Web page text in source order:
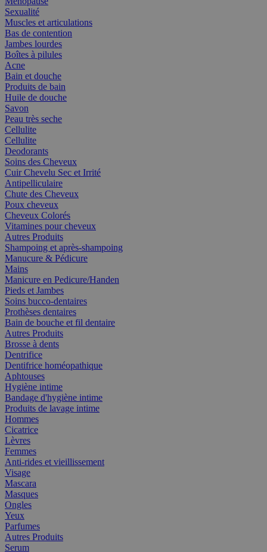
Sexualité
Muscles et articulations
Bas de contention
Jambes lourdes
Boîtes à pilules
Acne
Bain et douche
Produits de bain
Huile de douche
Savon
Peau très seche
Cellulite
Cellulite
Deodorants
Soins des Cheveux
Cuir Chevelu Sec et Irrité
Antipelliculaire
Chute des Cheveux
Poux cheveux
Cheveux Colorés
Vitamines pour cheveux
Autres Produits
Shampoing et après-shampoing
Manucure & Pédicure
Mains
Manicure en Pedicure/Handen
Pieds et Jambes
Soins bucco-dentaires
Prothèses dentaires
Bain de bouche et fil dentaire
Autres Produits
Brosse à dents
Dentrifice
Dentifrice homéopathique
Aphtouses
Hygiène intime
Bandage d'hygiène intime
Produits de lavage intime
Hommes
Cicatrice
Lèvres
Femmes
Anti-rides et vieillissement
Visage
Mascara
Masques
Ongles
Yeux
Parfumes
Autres Produits
Serum